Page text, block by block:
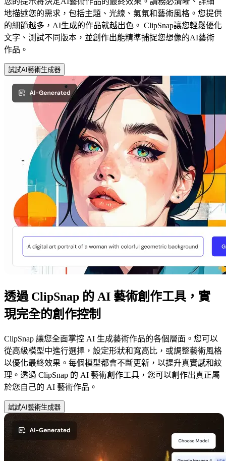
地描述您的需求，包括主題、光線、氣氛和藝術風格。您提供
的細節越多，AI生成的作品就越出色。 ClipSnap讓您輕鬆優化
文字、測試不同版本，並創作出能精準捕捉您想像的AI藝術
作品。
試試AI藝術生成器
透過 ClipSnap 的 AI 藝術創作工具，實
現完全的創作控制
ClipSnap 讓您全面掌控 AI 生成藝術作品的各個層面。您可以
從高級模型中進行選擇，設定形狀和寬高比，或調整藝術風格
以優化最終效果。每個模型都會不斷更新，以提升真實感和紋
理。透過 ClipSnap 的 AI 藝術創作工具，您可以創作出真正屬
於您自己的 AI 藝術作品。
試試AI藝術生成器